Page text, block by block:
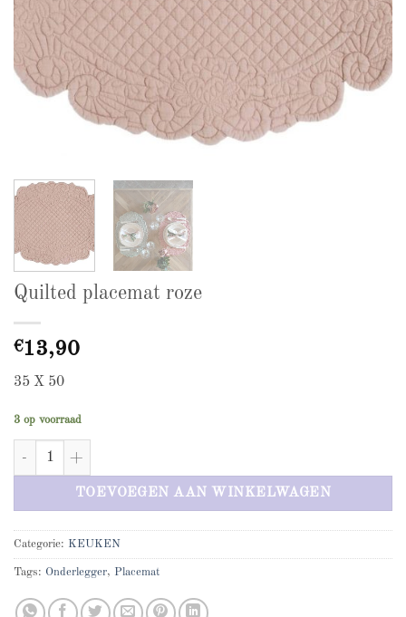
Quilted placemat roze
€13,90
35 X 50
3 op voorraad
Quilted placemat roze aantal
TOEVOEGEN AAN WINKELWAGEN
Categorie: KEUKEN
Tags: Onderlegger, Placemat